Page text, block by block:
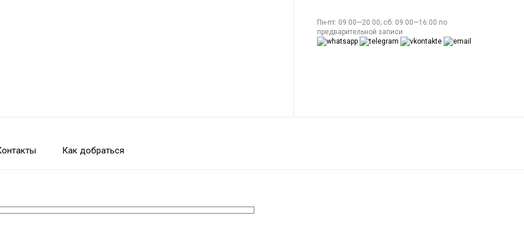
Пн-пт: 09:00—20:00; сб: 09:00—16:00 по
предварительной записи
Как добраться